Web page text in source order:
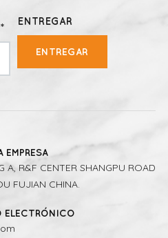
ENTREGAR
ENTREGAR
EMPRESA
A, R&F CENTER SHANGPU ROAD
FUJIAN CHINA.
ELECTRÓNICO